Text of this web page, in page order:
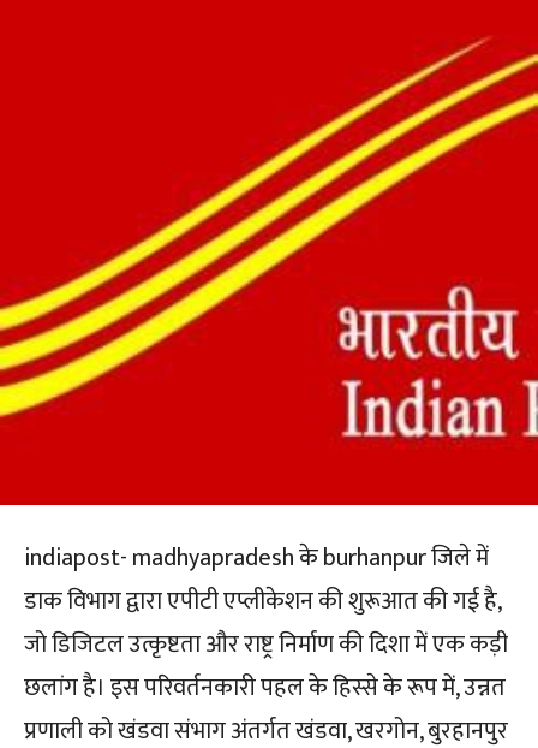
indiapost- madhyapradesh के burhanpur जिले में
डाक विभाग द्वारा एपीटी एप्लीकेशन की शुरूआत की गई है,
जो डिजिटल उत्कृष्टता और राष्ट्र निर्माण की दिशा में एक कड़ी
छलांग है। इस परिवर्तनकारी पहल के हिस्से के रूप में, उन्नत
प्रणाली को खंडवा संभाग अंतर्गत खंडवा, खरगोन, बुरहानपुर